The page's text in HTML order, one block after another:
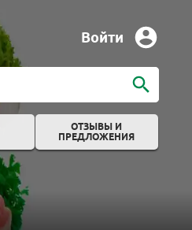
Войти
ОТЗЫВЫ И
ПРЕДЛОЖЕНИЯ